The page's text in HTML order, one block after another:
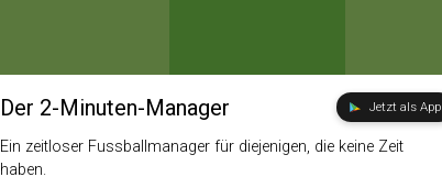
Der 2-Minuten-Manager Jetzt als App
Ein zeitloser Fussballmanager für diejenigen, die keine Zeit
haben.